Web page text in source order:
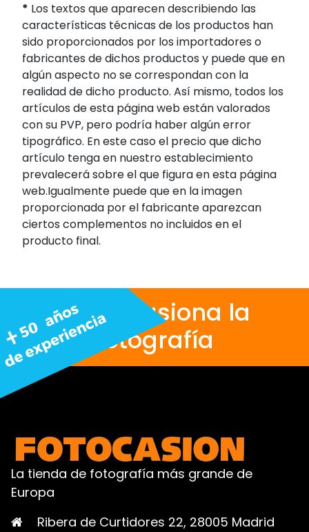
* Los textos que aparecen describiendo las
características técnicas de los productos han
sido proporcionados por los importadores o
fabricantes de dichos productos y puede que en
algún aspecto no se correspondan con la
realidad de dicho producto. Así mismo, todos los
artículos de esta página web están valorados
con su PVP, pero podría haber algún error
tipográfico. En este caso el precio que dicho
artículo tenga en nuestro establecimiento
prevalecerá sobre el que figura en esta página
web.Igualmente puede que en la imagen
proporcionada por el fabricante aparezcan
ciertos complementos no incluidos en el
producto final.
Nos apasiona la
fotografía
La tienda de fotografía más grande de
Europa
Ribera de Curtidores 22, 28005 Madrid